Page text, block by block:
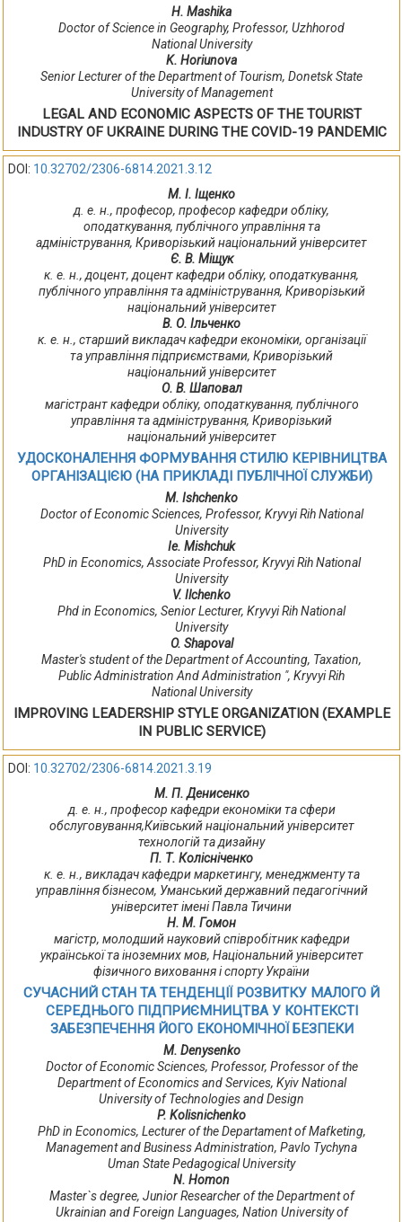
H. Mashika
Doctor of Science in Geography, Professor, Uzhhorod
National University
K. Horiunova
Senior Lecturer of the Department of Tourism, Donetsk State
University of Management
LEGAL AND ECONOMIC ASPECTS OF THE TOURIST
INDUSTRY OF UKRAINE DURING THE COVID-19 PANDEMIC
DOI: 10.32702/2306-6814.2021.3.12
М. І. Іщенко
д. е. н., професор, професор кафедри обліку,
оподаткування, публічного управління та
адміністрування, Криворізький національний університет
Є. В. Міщук
к. е. н., доцент, доцент кафедри обліку, оподаткування,
публічного управління та адміністрування, Криворізький
національний університет
В. О. Ільченко
к. е. н., старший викладач кафедри економіки, організації
та управління підприємствами, Криворізький
національний університет
О. В. Шаповал
магістрант кафедри обліку, оподаткування, публічного
управління та адміністрування, Криворізький
національний університет
УДОСКОНАЛЕННЯ ФОРМУВАННЯ СТИЛЮ КЕРІВНИЦТВА
ОРГАНІЗАЦІЄЮ (НА ПРИКЛАДІ ПУБЛІЧНОЇ СЛУЖБИ)
M. Ishchenko
Doctor of Economic Sciences, Professor, Kryvyi Rih National
University
Ie. Mishchuk
PhD in Economics, Associate Professor, Kryvyi Rih National
University
V. Ilchenko
Phd in Economics, Senior Lecturer, Kryvyi Rih National
University
O. Shapoval
Master's student of the Department of Accounting, Taxation,
Public Administration And Administration ", Kryvyi Rih
National University
IMPROVING LEADERSHIP STYLE ORGANIZATION (EXAMPLE
IN PUBLIC SERVICE)
DOI: 10.32702/2306-6814.2021.3.19
М. П. Денисенко
д. е. н., професор кафедри економіки та сфери
обслуговування,Київський національний університет
технологій та дизайну
П. Т. Колісніченко
к. е. н., викладач кафедри маркетингу, менеджменту та
управління бізнесом, Уманський державний педагогічний
університет імені Павла Тичини
Н. М. Гомон
магістр, молодший науковий співробітник кафедри
української та іноземних мов, Національний університет
фізичного виховання і спорту України
СУЧАСНИЙ СТАН ТА ТЕНДЕНЦІЇ РОЗВИТКУ МАЛОГО Й
СЕРЕДНЬОГО ПІДПРИЄМНИЦТВА У КОНТЕКСТІ
ЗАБЕЗПЕЧЕННЯ ЙОГО ЕКОНОМІЧНОЇ БЕЗПЕКИ
M. Denysenko
Doctor of Economic Sciences, Professor, Professor of the
Department of Economics and Services, Kyiv National
University of Technologies and Design
P. Kolisnichenko
PhD in Economics, Lecturer of the Departament of Mafketing,
Management and Business Administration, Pavlo Tychyna
Uman State Pedagogical University
N. Homon
Master`s degree, Junior Researcher of the Department of
Ukrainian and Foreign Languages, Nation University of